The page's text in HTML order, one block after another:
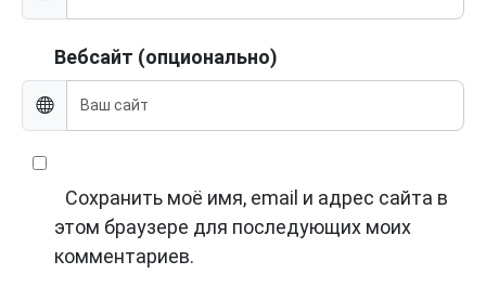
Вебсайт (опционально)
Сохранить моё имя, email и адрес сайта в
этом браузере для последующих моих
комментариев.